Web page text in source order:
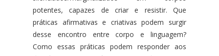
potentes, capazes de criar e resistir. Que
práticas afirmativas e criativas podem surgir
desse encontro entre corpo e linguagem?
Como essas práticas podem responder aos